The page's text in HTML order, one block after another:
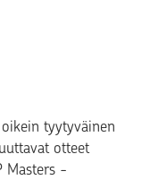
tyytyväinen
otteet
Masters -